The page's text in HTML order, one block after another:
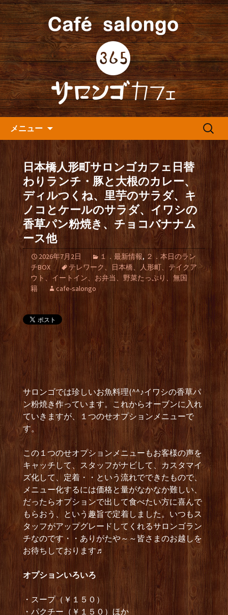
人形町の『365(サロンゴ)カフ
ェ』よりお知らせ
人形町の音楽カフェ『365カフェ』より
最新情報をお届けします。
メニュー
検
日本橋人形町サロンゴカフェ日替
わりランチ・豚と大根のカレー、
ディルつくね、里芋のサラダ、キ
ノコとケールのサラダ、イワシの
香草パン粉焼き、チョコバナナム
ース他
2026年7月2日 １．最新情報, ２．本日のラン
チBOX
テレワーク、日本橋、人形町、テイクア
ウト、イートイン、お弁当、野菜たっぷり、無国
籍
cafe-salongo
サロンゴでは珍しいお魚料理(^^♪イワシの香草パ
ン粉焼き作っています。これからオーブンに入れ
ていきますが、１つのせオプションメニューで
す。
この１つのせオプションメニューもお客様の声を
キャッチして、スタッフがナビして、カスタマイ
ズ化して、定着・・という流れでできたもので、
メニュー化するには価格と量がなかなか難しい、
だったらオプションで出して食べたい方に喜んで
もらおう、という趣旨で定着しました。いつもス
タッフがアップグレードしてくれるサロンゴラン
チなのです・・ありがたや～～皆さまのお越しを
お待ちしております♬
オプションいろいろ
・スープ（￥１５０）
・パクチー（￥１５０）ほか